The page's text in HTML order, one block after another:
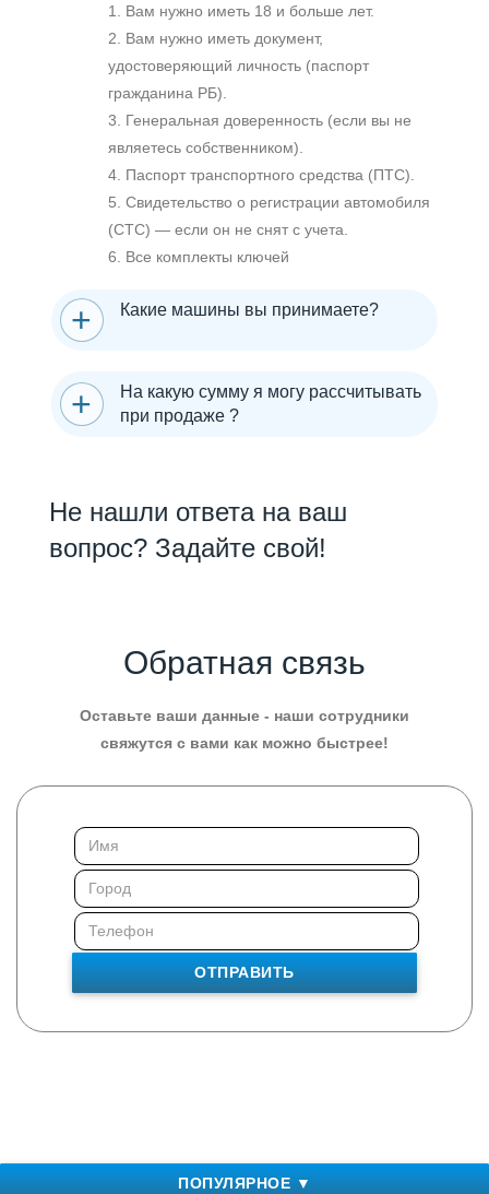
1. Вам нужно иметь 18 и больше лет.
2. Вам нужно иметь документ,
удостоверяющий личность (паспорт
гражданина РБ).
3. Генеральная доверенность (если вы не
являетесь собственником).
4. Паспорт транспортного средства (ПТС).
5. Свидетельство о регистрации автомобиля
(СТС) — если он не снят с учета.
6. Все комплекты ключей
Какие машины вы принимаете?
На какую сумму я могу рассчитывать
при продаже ?
Не нашли ответа на ваш
вопрос? Задайте свой!
Обратная связь
Оставьте ваши данные - наши сотрудники
свяжутся с вами как можно быстрее!
ОТПРАВИТЬ
ПОПУЛЯРНОЕ ▼